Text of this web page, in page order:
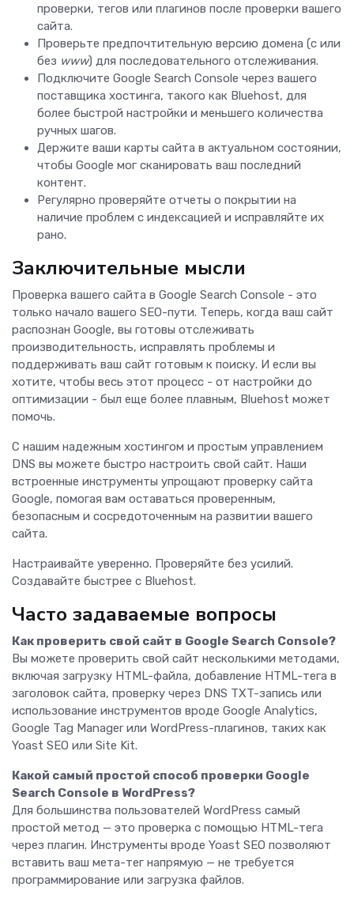
проверки, тегов или плагинов после проверки вашего
сайта.
Проверьте предпочтительную версию домена (с или
без www) для последовательного отслеживания.
Подключите Google Search Console через вашего
поставщика хостинга, такого как Bluehost, для
более быстрой настройки и меньшего количества
ручных шагов.
Держите ваши карты сайта в актуальном состоянии,
чтобы Google мог сканировать ваш последний
контент.
Регулярно проверяйте отчеты о покрытии на
наличие проблем с индексацией и исправляйте их
рано.
Заключительные мысли
Проверка вашего сайта в Google Search Console - это
только начало вашего SEO-пути. Теперь, когда ваш сайт
распознан Google, вы готовы отслеживать
производительность, исправлять проблемы и
поддерживать ваш сайт готовым к поиску. И если вы
хотите, чтобы весь этот процесс - от настройки до
оптимизации - был еще более плавным, Bluehost может
помочь.
С нашим надежным хостингом и простым управлением
DNS вы можете быстро настроить свой сайт. Наши
встроенные инструменты упрощают проверку сайта
Google, помогая вам оставаться проверенным,
безопасным и сосредоточенным на развитии вашего
сайта.
Настраивайте уверенно. Проверяйте без усилий.
Создавайте быстрее с Bluehost.
Часто задаваемые вопросы
Как проверить свой сайт в Google Search Console?
Вы можете проверить свой сайт несколькими методами,
включая загрузку HTML-файла, добавление HTML-тега в
заголовок сайта, проверку через DNS TXT-запись или
использование инструментов вроде Google Analytics,
Google Tag Manager или WordPress-плагинов, таких как
Yoast SEO или Site Kit.
Какой самый простой способ проверки Google
Search Console в WordPress?
Для большинства пользователей WordPress самый
простой метод — это проверка с помощью HTML-тега
через плагин. Инструменты вроде Yoast SEO позволяют
вставить ваш мета-тег напрямую — не требуется
программирование или загрузка файлов.